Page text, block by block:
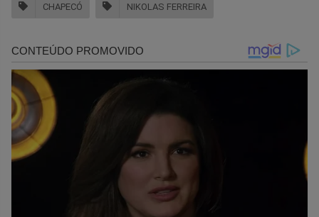
CHAPECÓ NIKOLAS FERREIRA